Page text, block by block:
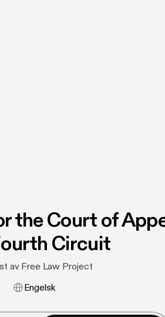
the Court of
Circuit
av Free Law Project
Engelsk